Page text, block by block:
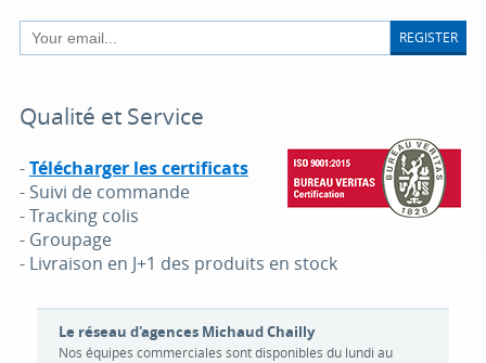
REGISTER
Qualité et Service
-Télécharger les certificats
- Suivi de commande
- Tracking colis
- Groupage
- Livraison en J+1 des produits en stock
Le réseau d'agences Michaud Chailly
Nos équipes commerciales sont disponibles du lundi au